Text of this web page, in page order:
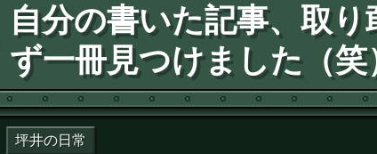
自分の書いた記事、取り
ず一冊見つけました（笑
カテゴリー：
坪井の日常